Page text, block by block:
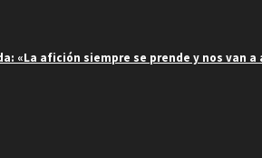
«La afición siempre se prende y nos van a